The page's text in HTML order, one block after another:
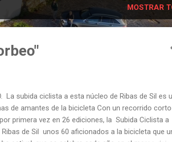
MOSTRAR
La subida ciclista a esta núcleo de Ribas de Sil es
de amantes de la bicicleta Con un recorrido corto
primera vez en 26 ediciones, la Subida Ciclista a
de Sil unos 60 aficionados a la bicicleta que